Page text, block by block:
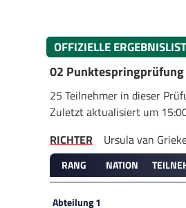
OFFIZIELLE
02 Punktespringprüfung
25 Teilnehmer in dieser
Zuletzt aktualisiert um
RICHTER
Ursula van
RANG NATION
Abteilung 1